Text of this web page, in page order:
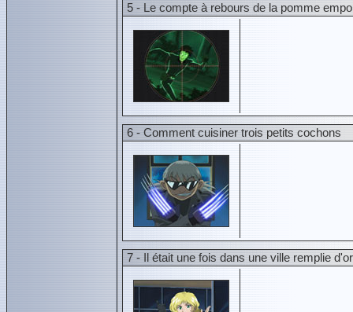
5 - Le compte à rebours de la pomme
6 - Comment cuisiner trois petits cochons
7 - Il était une fois dans une ville remplie